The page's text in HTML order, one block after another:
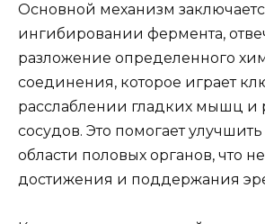
Основной механизм
ингибировании фермента,
разложение определенного
соединения, которое играет
расслаблении гладких мышц
сосудов. Это помогает
области половых органов, что
достижения и поддержания